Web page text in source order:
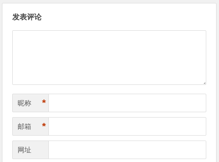
发表评论
昵称 *
邮箱 *
网址